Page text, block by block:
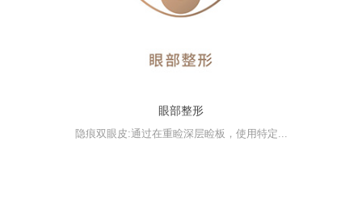
眼部整形
隐痕双眼皮:通过在重睑深层睑板，使用特定...